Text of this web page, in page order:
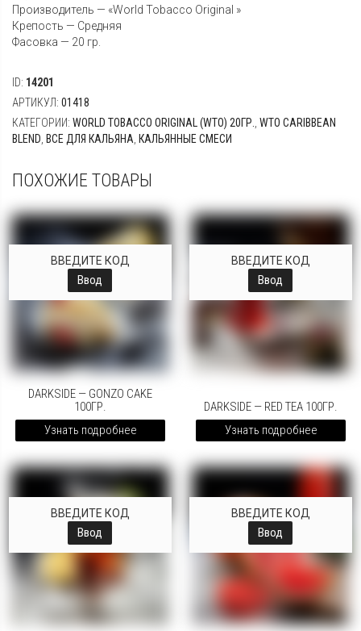
Производитель — «World Tobacco Original »
Крепость — Средняя
Фасовка — 20 гр.
ID: 14201
АРТИКУЛ: 01418
КАТЕГОРИИ: WORLD TOBACCO ORIGINAL (WTO) 20ГР.
WTO CARIBBEAN
BLEND ВСЕ ДЛЯ КАЛЬЯНА КАЛЬЯННЫЕ СМЕСИ
ПОХОЖИЕ ТОВАРЫ
ВВЕДИТЕ КОД
Ввод
DARKSIDE — GONZO CAKE
100ГР.
Узнать подробнее
ВВЕДИТЕ КОД
Ввод
DARKSIDE — RED TEA 100ГР.
Узнать подробнее
ВВЕДИТЕ КОД
Ввод
ВВЕДИТЕ КОД
Ввод